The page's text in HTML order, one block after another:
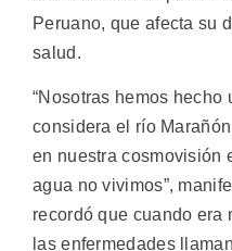
Peruano, que afecta su
salud.
“Nosotras hemos hecho
considera el río
en nuestra cosmovisión
agua no vivimos”,
recordó que cuando era
las enfermedades